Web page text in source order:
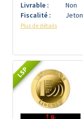
Livrable :
Non
Fiscalité :
Jeton
Plus de détails
LSP